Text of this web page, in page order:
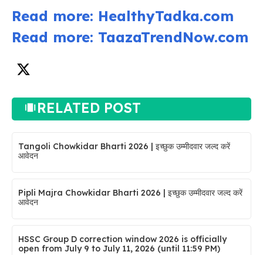
Read more: HealthyTadka.com
Read more: TaazaTrendNow.com
RELATED POST
Tangoli Chowkidar Bharti 2026 | इच्छुक उम्मीदवार जल्द करें
आवेदन
Pipli Majra Chowkidar Bharti 2026 | इच्छुक उम्मीदवार जल्द करें
आवेदन
HSSC Group D correction window 2026 is officially
open from July 9 to July 11, 2026 (until 11:59 PM)